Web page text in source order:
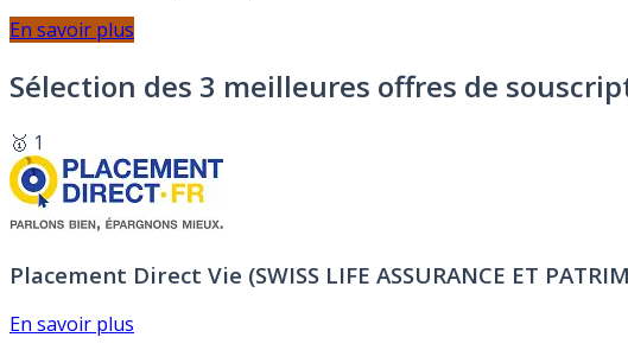
En savoir plus
Sélection des 3 meilleures offres de
🥇 1
Placement Direct Vie (SWISS LIFE ASSURANCE ET
En savoir plus